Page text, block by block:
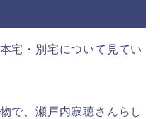
宅・別宅について見てい
で、瀬戸内寂聴さんらし